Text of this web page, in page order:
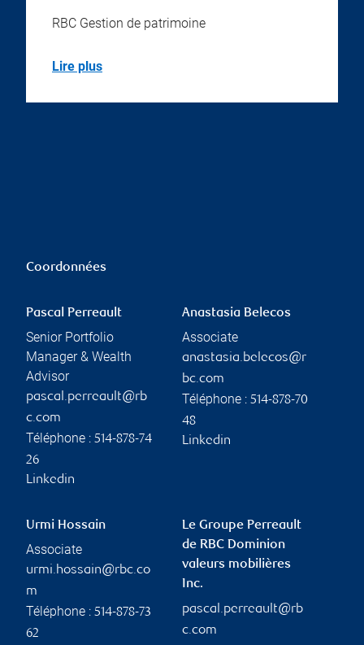
RBC Gestion de patrimoine
Lire plus
Coordonnées
Pascal Perreault
Senior Portfolio
Manager & Wealth
Advisor
pascal.perreault@rb
c.com
Téléphone : 514-878-74
26
Linkedin
Anastasia Belecos
Associate
anastasia.belecos@r
bc.com
Téléphone : 514-878-70
48
Linkedin
Urmi Hossain
Associate
urmi.hossain@rbc.co
m
Téléphone : 514-878-73
62
Le Groupe Perreault
de RBC Dominion
valeurs mobilières
Inc.
pascal.perreault@rb
c.com